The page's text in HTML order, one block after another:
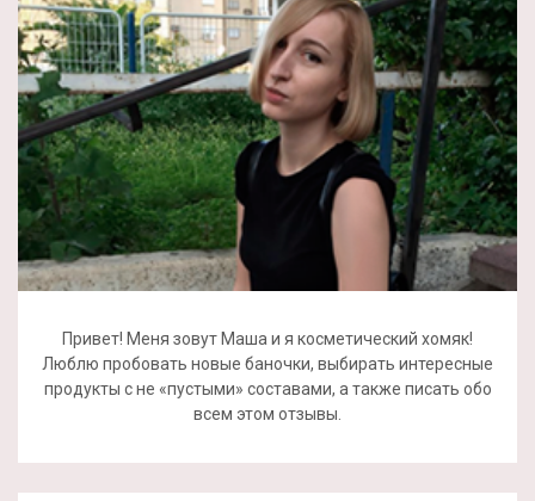
Привет! Меня зовут Маша и я косметический хомяк!
Люблю пробовать новые баночки, выбирать интересные
продукты с не «пустыми» составами, а также писать обо
всем этом отзывы.